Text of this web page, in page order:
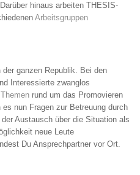
hinaus arbeiten THESIS-
Arbeitsgruppen
ganzen Republik. Bei den
Interessierte zwanglos
Themen rund um das Promovieren
nun Fragen zur Betreuung durch
Austausch über die Situation als
neue Leute
Du Ansprechpartner vor Ort.